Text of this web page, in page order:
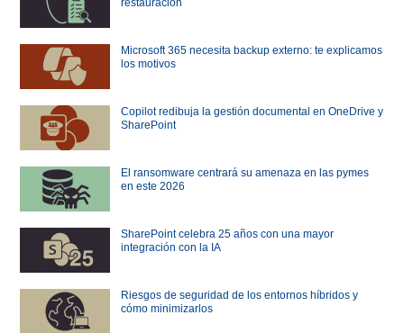
restauración
Microsoft 365 necesita backup externo: te explicamos
los motivos
Copilot redibuja la gestión documental en OneDrive y
SharePoint
El ransomware centrará su amenaza en las pymes
en este 2026
SharePoint celebra 25 años con una mayor
integración con la IA
Riesgos de seguridad de los entornos híbridos y
cómo minimizarlos